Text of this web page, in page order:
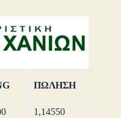
ΠΩΛΗΣΗ
1,14550